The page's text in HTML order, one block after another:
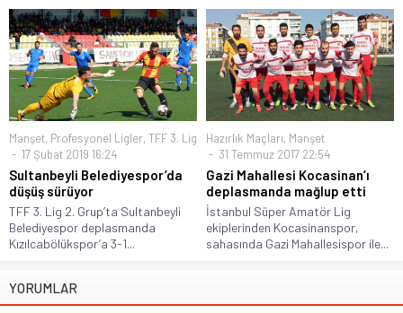
Manşet, Profesyonel Ligler, TFF 3. Lig
17 Şubat 2019 16:24
Sultanbeyli Belediyespor’da
düşüş sürüyor
TFF 3. Lig 2. Grup’ta Sultanbeyli
Belediyespor deplasmanda
Kızılcabölükspor’a 3-1...
Hazırlık Maçları, Manşet
31 Temmuz 2017 22:54
Gazi Mahallesi Kocasinan’ı
deplasmanda mağlup etti
İstanbul Süper Amatör Lig
ekiplerinden Kocasinanspor,
sahasında Gazi Mahallesispor ile...
YORUMLAR